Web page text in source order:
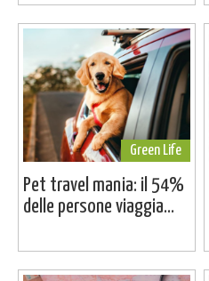
Green Life
Pet travel mania: il 54%
delle persone viaggia...